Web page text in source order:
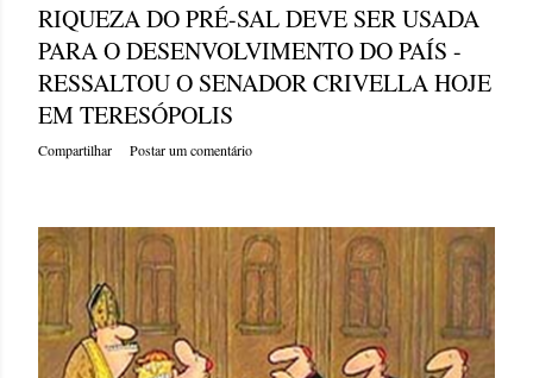
RIQUEZA DO PRÉ-SAL DEVE SER USADA
PARA O DESENVOLVIMENTO DO PAÍS -
RESSALTOU O SENADOR CRIVELLA HOJE
EM TERESÓPOLIS
Compartilhar Postar um comentário